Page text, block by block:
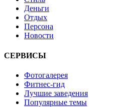
Деньги
Отдых
Персона
Новости
СЕРВИСЫ
Фотогалерея
Фитнес-гид
Лучшие заведения
Популярные темы